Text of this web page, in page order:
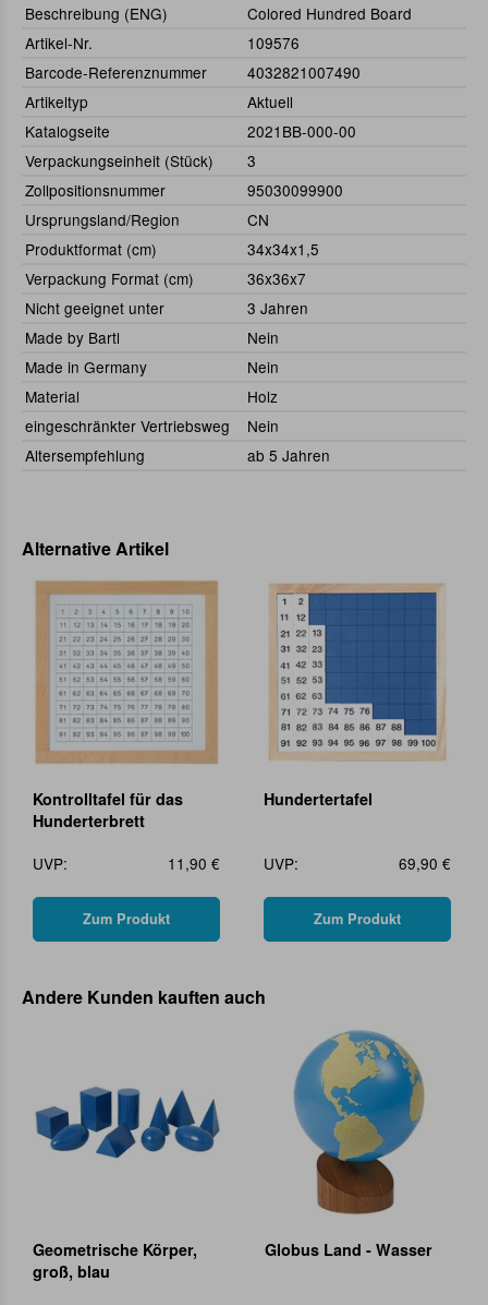
Beschreibung (ENG)
Colored Hundred Board
Artikel-Nr.
109576
Barcode-Referenznummer
4032821007490
Artikeltyp
Aktuell
Katalogseite
2021BB-000-00
Verpackungseinheit (Stück)
3
Zollpositionsnummer
95030099900
Ursprungsland/Region
CN
Produktformat (cm)
34x34x1,5
Verpackung Format (cm)
36x36x7
Nicht geeignet unter
3 Jahren
Made by Bartl
Nein
Made in Germany
Nein
Material
Holz
eingeschränkter Vertriebsweg
Nein
Altersempfehlung
ab 5 Jahren
Alternative Artikel
Kontrolltafel für das
Hunderterbrett
UVP:
11,90 €
Zum Produkt
Hundertertafel
UVP: 69,90 €
Zum Produkt
Andere Kunden kauften auch
Geometrische Körper,
groß, blau
Globus Land - Wasser